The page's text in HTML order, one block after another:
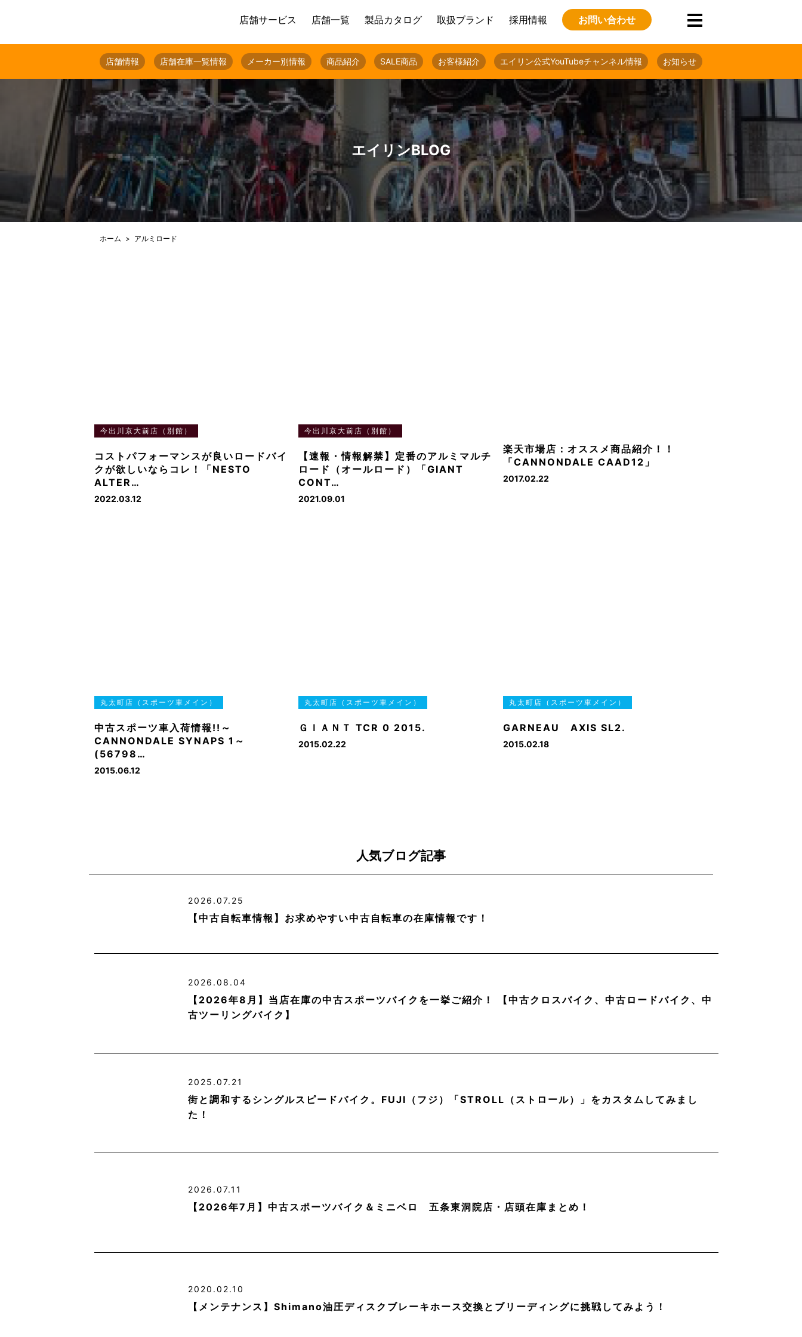
店舗サービス 店舗一覧 製品カタログ 取扱ブランド 採用情報 お問い合わせ
店舗情報 店舗在庫一覧情報 メーカー別情報 商品紹介 SALE商品 お客様紹介 エイリン公式YouTubeチャンネル情報 お知らせ
エイリンBLOG
ホーム アルミロード
今出川京大前店（別館）
コストパフォーマンスが良いロードバイ
クが欲しいならコレ！「NESTO
ALTER…
2022.03.12
今出川京大前店（別館）
【速報・情報解禁】定番のアルミマルチ
ロード（オールロード）「GIANT
CONT…
2021.09.01
楽天市場店：オススメ商品紹介！！
「CANNONDALE CAAD12」
2017.02.22
丸太町店（スポーツ車メイン）
中古スポーツ車入荷情報!!～
CANNONDALE SYNAPS 1～
(56798…
2015.06.12
丸太町店（スポーツ車メイン）
ＧＩＡＮＴ TCR 0 2015.
2015.02.22
丸太町店（スポーツ車メイン）
GARNEAU AXIS SL2.
2015.02.18
人気ブログ記事
2026.07.25
【中古自転車情報】お求めやすい中古自転車の在庫情報です！
2026.08.04
【2026年8月】当店在庫の中古スポーツバイクを一挙ご紹介！ 【中古クロスバイク、中古ロードバイク、中
古ツーリングバイク】
2025.07.21
街と調和するシングルスピードバイク。FUJI（フジ）「STROLL（ストロール）」をカスタムしてみまし
た！
2026.07.11
【2026年7月】中古スポーツバイク＆ミニベロ 五条東洞院店・店頭在庫まとめ！
2020.02.10
【メンテナンス】Shimano油圧ディスクブレーキホース交換とブリーディングに挑戦してみよう！